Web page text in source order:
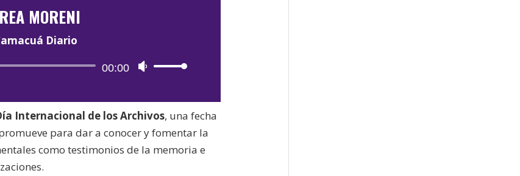
MORENI
Diario
Reproductor
audio
00:00
Utiliza
teclas
de
flecha
arriba/abajo
Internacional de los Archivos, una fecha
para dar a conocer y fomentar la
como testimonios de la memoria e